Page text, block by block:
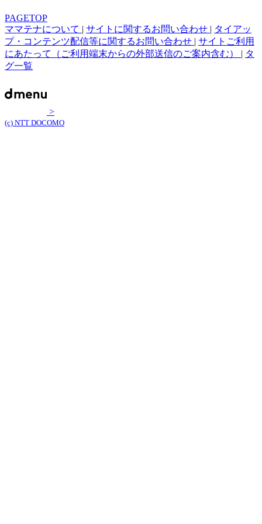
PAGETOP
ママテナについて | サイトに関するお問い合わせ | タイアッ
プ・コンテンツ配信等に関するお問い合わせ | サイトご利用
にあたって（ご利用端末からの外部送信のご案内含む） | タ
グ一覧
>
(c) NTT DOCOMO